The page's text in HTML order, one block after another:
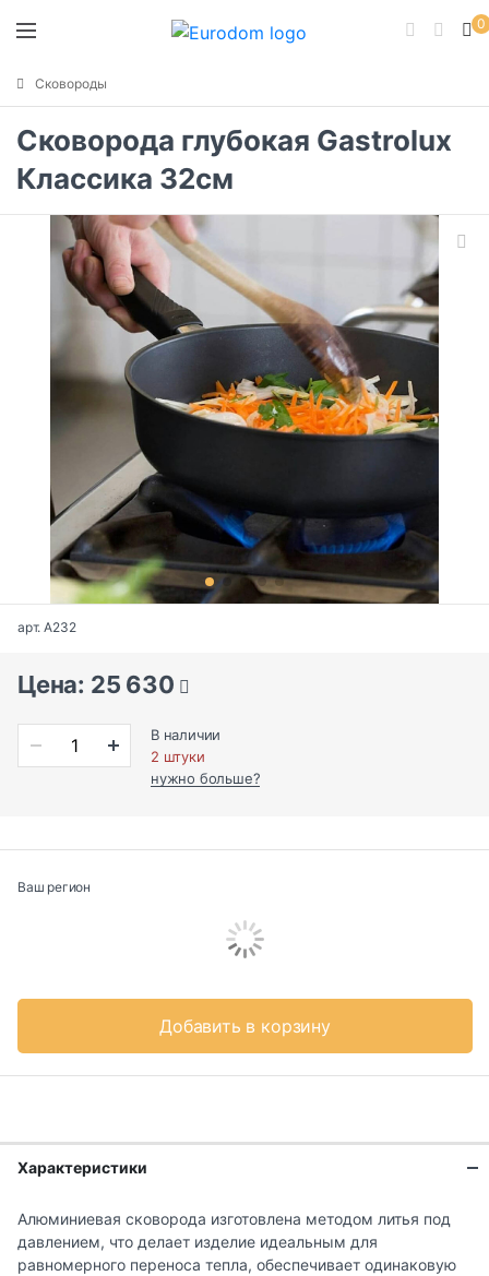
0
Сковороды
Сковорода глубокая Gastrolux
Классика 32см
арт. A232
Цена: 25 630
В наличии
2 штуки
нужно больше?
Ваш регион
Добавить в корзину
Характеристики
Алюминиевая сковорода изготовлена методом литья под
давлением, что делает изделие идеальным для
равномерного переноса тепла, обеспечивает одинаковую